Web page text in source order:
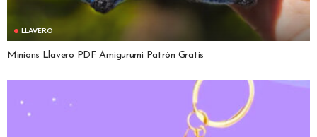
LLAVERO
Minions Llavero PDF Amigurumi Patrón Gratis